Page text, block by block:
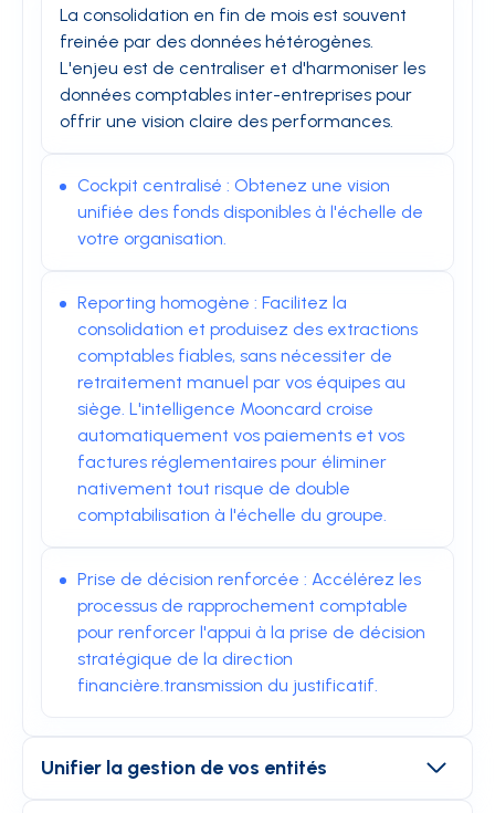
La consolidation en fin de mois est souvent
freinée par des données hétérogènes.
L'enjeu est de centraliser et d'harmoniser les
données comptables inter-entreprises pour
offrir une vision claire des performances.
Cockpit centralisé : Obtenez une vision
unifiée des fonds disponibles à l'échelle de
votre organisation.
Reporting homogène : Facilitez la
consolidation et produisez des extractions
comptables fiables, sans nécessiter de
retraitement manuel par vos équipes au
siège. L'intelligence Mooncard croise
automatiquement vos paiements et vos
factures réglementaires pour éliminer
nativement tout risque de double
comptabilisation à l'échelle du groupe.
Prise de décision renforcée : Accélérez les
processus de rapprochement comptable
pour renforcer l'appui à la prise de décision
stratégique de la direction
financière.transmission du justificatif.
Unifier la gestion de vos entités